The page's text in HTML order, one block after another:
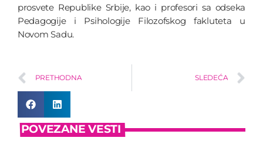
prosvete Republike Srbije, kao i profesori sa odseka
Pedagogije i Psihologije Filozofskog fakluteta u
Novom Sadu.
PRETHODNA SLEDEĆA
POVEZANE VESTI